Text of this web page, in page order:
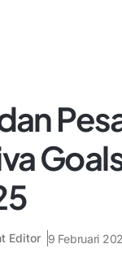
Editor 9 Februari